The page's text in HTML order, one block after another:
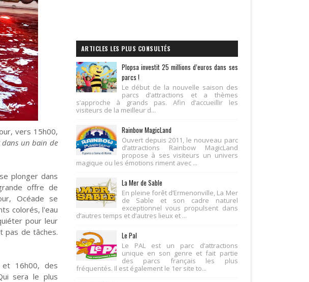
vers 15h00,
dans un bain de
plonger dans
offre de
Océade se
colorés, l'eau
pour leur
pas de tâches.
16h00, des
sera le plus
ARTICLES LES PLUS CONSULTÉS
Plopsa investit 25 millions d’euros dans ses
parcs !
Le début de la nouvelle saison des
parcs d’attractions et a thèmes
s’approche à grands pas. Afin d’accueillir les
visiteurs de la meilleur d...
Rainbow MagicLand
Ouvert depuis 2011, le nouveau parc
d’attractions Rainbow MagicLand
propose à ses visiteurs un univers
magique ou les émotions riment avec ...
La Mer de Sable
En pleine forêt d’Ermenonville, La Mer
de Sable et son cadre naturel
exceptionnel vous propulsent dans
d’autres temps et d’autres lieux et ...
Le Pal
Le PAL est un parc d’attractions
unique en son genre et fait partie
des parcs français les plus
fréquentés. Il est également le 1er site to...